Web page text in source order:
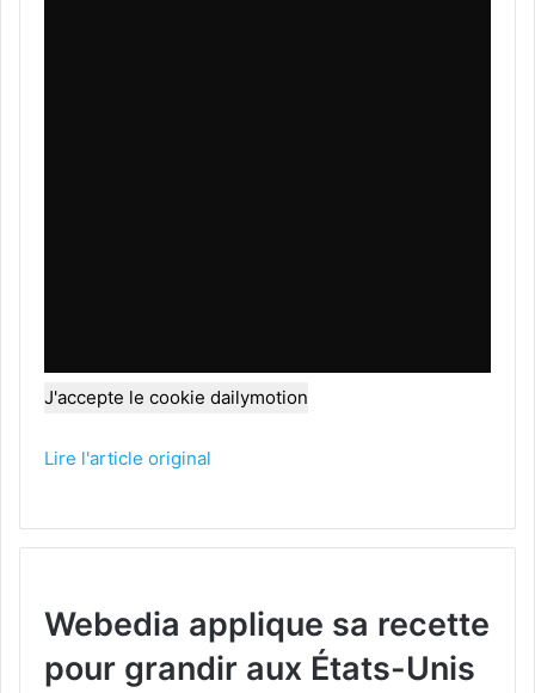
J'accepte le cookie dailymotion
Lire l'article original
Webedia applique sa recette
pour grandir aux États-Unis